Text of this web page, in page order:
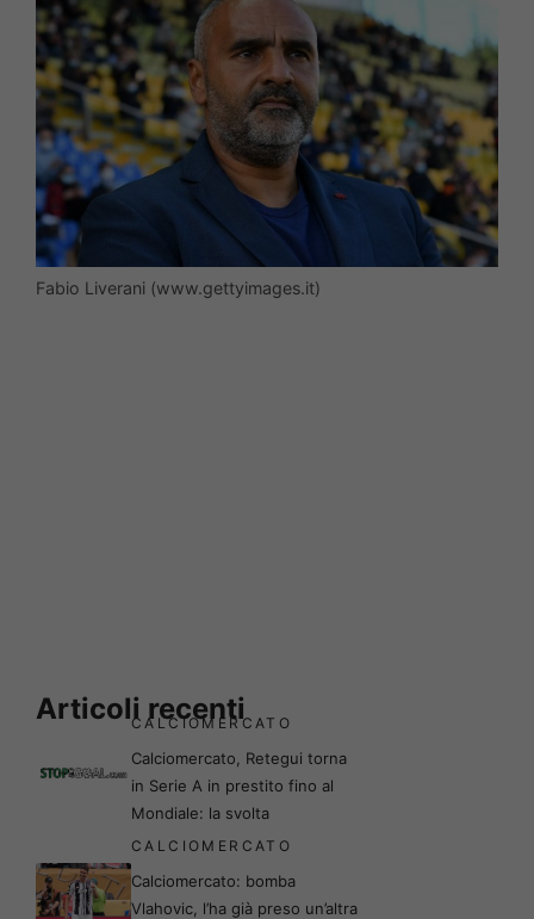
Fabio Liverani (www.gettyimages.it)
Articoli recenti
CALCIOMERCATO
Calciomercato, Retegui torna
in Serie A in prestito fino al
Mondiale: la svolta
CALCIOMERCATO
Calciomercato: bomba
Vlahovic, l’ha già preso un’altra